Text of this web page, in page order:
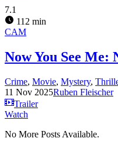
7.1
112 min
CAM
Now You See Me:
Crime, Movie, Mystery,
11 Nov 2025Ruben Fleischer
Trailer
Watch
No More Posts Available.